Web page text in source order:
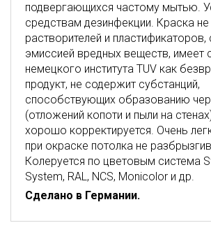
подвергающихся частому мытью.
средствам дезинфекции. Краска
растворителей и пластификаторов,
эмиссией вредных веществ, имеет
немецкого института TUV как
продукт, не содержит субстанций,
способствующих образованию
(отложений копоти и пыли на
хорошо корректируется. Очень
при окраске потолка не
Колеруется по цветовым система
System, RAL, NCS, Monicolor и др.
Сделано в Германии.